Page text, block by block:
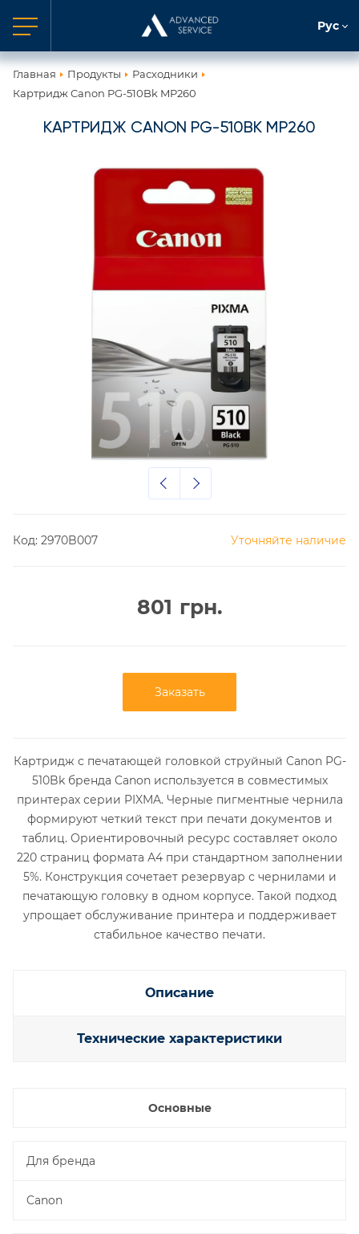
Рус
Главная Продукты
Расходники
Картридж Canon PG-510Bk MP260
КАРТРИДЖ CANON PG-510BK MP260
Код: 2970B007 Уточняйте наличие
801 грн.
Заказать
Картридж с печатающей головкой струйный Canon PG-
510Bk бренда Canon используется в совместимых
принтерах серии PIXMA. Черные пигментные чернила
формируют четкий текст при печати документов и
таблиц. Ориентировочный ресурс составляет около
220 страниц формата А4 при стандартном заполнении
5%. Конструкция сочетает резервуар с чернилами и
печатающую головку в одном корпусе. Такой подход
упрощает обслуживание принтера и поддерживает
стабильное качество печати.
Описание
Технические характеристики
Основные
Для бренда
Canon